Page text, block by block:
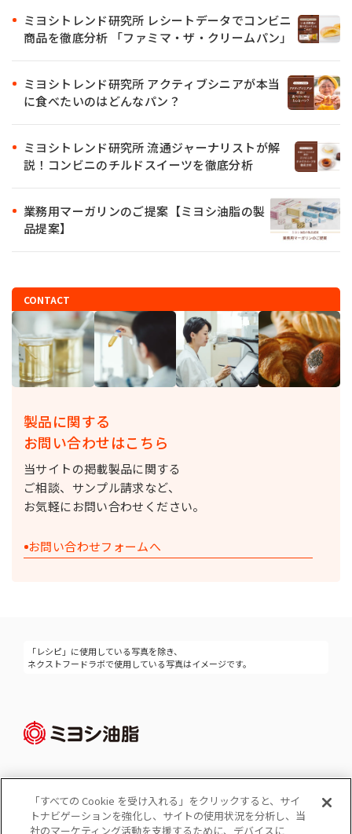
ミヨシトレンド研究所 レシートデータでコンビニ
商品を徹底分析 「ファミマ・ザ・クリームパン」
ミヨシトレンド研究所 アクティブシニアが本当
に食べたいのはどんなパン？
ミヨシトレンド研究所 流通ジャーナリストが解
説！コンビニのチルドスイーツを徹底分析
業務用マーガリンのご提案【ミヨシ油脂の製
品提案】
CONTACT
製品に関する
お問い合わせはこちら
当サイトの掲載製品に関する
ご相談、サンプル請求など、
お気軽にお問い合わせください。
お問い合わせフォームへ
「レシピ」に使用している写真を除き、
ネクストフードラボで使用している写真はイメージです。
Cookie 設定
コーポレートサイト
「すべての Cookie を受け入れる」をクリックすると、サイ
トナビゲーションを強化し、サイトの使用状況を分析し、当
社のマーケティング活動を支援するために、デバイスに